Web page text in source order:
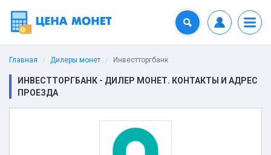
Главная Дилеры монет Инвестторгбанк
ИНВЕСТТОРГБАНК - ДИЛЕР МОНЕТ. КОНТАКТЫ И АДРЕС
ПРОЕЗДА